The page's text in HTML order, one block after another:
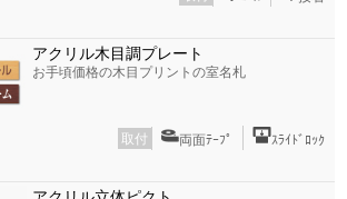
アクリル木目調プレート
お手頃価格の木目プリントの室名札
取付 両面ﾃｰﾌﾟ ｽﾗｲﾄﾞﾛｯｸ